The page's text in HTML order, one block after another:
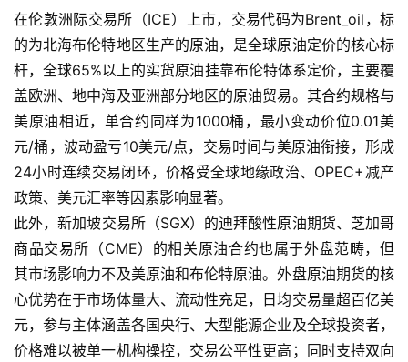
在伦敦洲际交易所（ICE）上市，交易代码为Brent_oil，标
的为北海布伦特地区生产的原油，是全球原油定价的核心标
杆，全球65%以上的实货原油挂靠布伦特体系定价，主要覆
盖欧洲、地中海及亚洲部分地区的原油贸易。其合约规格与
美原油相近，单合约同样为1000桶，最小变动价位0.01美
元/桶，波动盈亏10美元/点，交易时间与美原油衔接，形成
24小时连续交易闭环，价格受全球地缘政治、OPEC+减产
政策、美元汇率等因素影响显著。
此外，新加坡交易所（SGX）的迪拜酸性原油期货、芝加哥
商品交易所（CME）的相关原油合约也属于外盘范畴，但
其市场影响力不及美原油和布伦特原油。外盘原油期货的核
心优势在于市场体量大、流动性充足，日均交易量超百亿美
元，参与主体涵盖各国央行、大型能源企业及全球投资者，
价格难以被单一机构操控，交易公平性更高；同时支持双向